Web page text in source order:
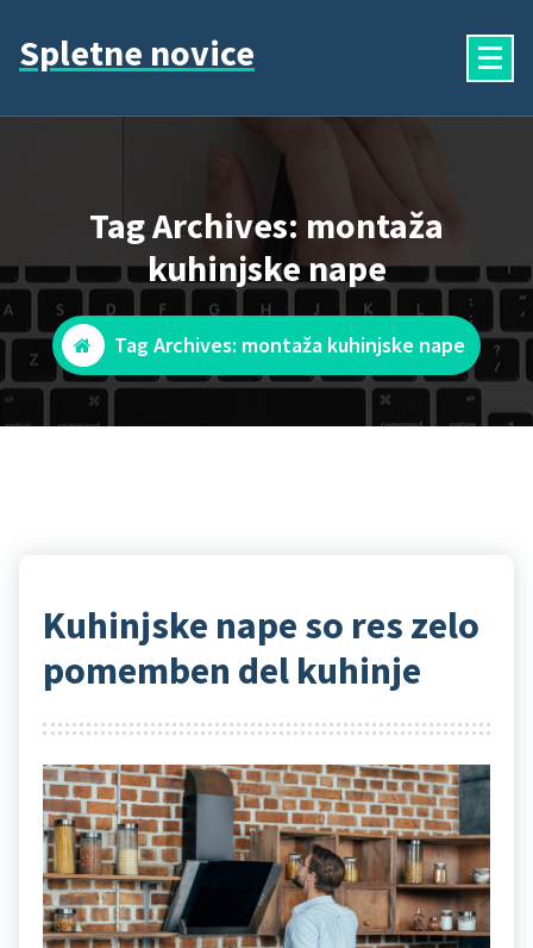
content
Spletne novice
Tag Archives: montaža
kuhinjske nape
Tag Archives: montaža kuhinjske nape
Kuhinjske nape so res zelo
pomemben del kuhinje